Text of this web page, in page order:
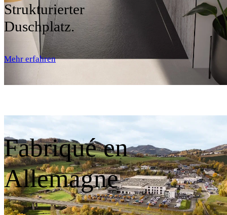
Strukturierter
Duschplatz.
Mehr erfahren
Fabriqué en
Allemagne